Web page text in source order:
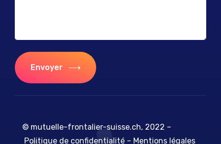
Envoyer
© mutuelle-frontalier-suisse.ch, 2022 –
Politique de confidentialité – Mentions légales